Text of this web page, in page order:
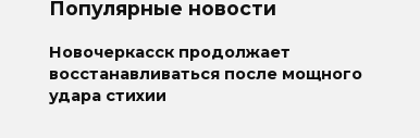
Популярные новости
Новочеркасск продолжает
восстанавливаться после мощного
удара стихии